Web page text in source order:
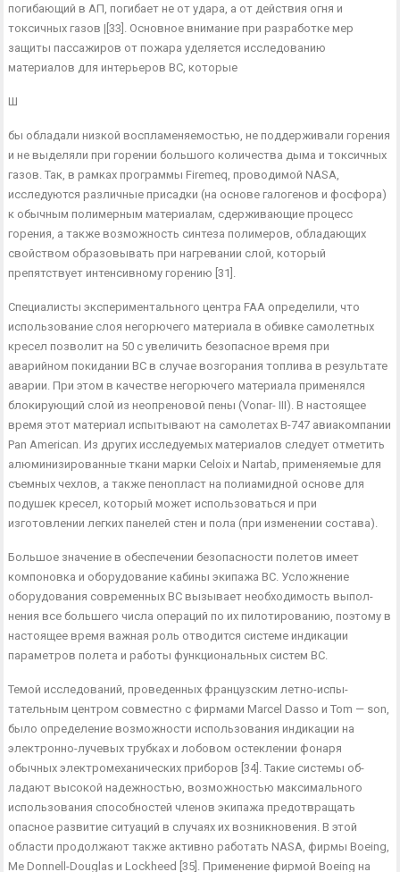
погибающий в АП, погибает не от удара, а от действия огня и
токсичных газов |[33]. Основное вни­мание при разработке мер
защиты пассажиров от пожара уде­ляется исследованию
материалов для интерьеров ВС, которые
Ш
бы обладали низкой воспламеняемостью, не поддерживали го­рения
и не выделяли при горении большого количества дыма и токсичных
газов. Так, в рамках программы Firemeq, проводимой NASA,
исследуются различные присадки (на основе галогенов и фосфора)
к обычным полимерным материалам, сдерживаю­щие процесс
горения, а также возможность синтеза полимеров, обладающих
свойством образовывать при нагревании слой, ко­торый
препятствует интенсивному горению [31].
Специалисты экспериментального центра FAA определили, что
использование слоя негорючего материала в обивке само­летных
кресел позволит на 50 с увеличить безопасное время при
аварийном покидании ВС в случае возгорания топлива в ре­зультате
аварии. При этом в качестве негорючего материала применялся
блокирующий слой из неопреновой пены (Vonar- III). В настоящее
время этот материал испытывают на самоле­тах В-747 авиакомпании
Pan American. Из других исследуемых материалов следует отметить
алюминизированные ткани марки Celoix и Nartab, применяемые для
съемных чехлов, а также пе­нопласт на полиамидной основе для
подушек кресел, который может использоваться и при
изготовлении легких панелей стен и пола (при изменении состава).
Большое значение в обеспечении безопасности полетов име­ет
компоновка и оборудование кабины экипажа ВС. Усложнение
оборудования современных ВС вызывает необходимость выпол­
нения все большего числа операций по их пилотированию, по­этому в
настоящее время важная роль отводится системе инди­кации
параметров полета и работы функциональных систем ВС.
Темой исследований, проведенных французским летно-испы­
тательным центром совместно с фирмами Marcel Dasso и Tom — son,
было определение возможности использования индикации на
электронно-лучевых трубках и лобовом остеклении фонаря
обычных электромеханических приборов [34]. Такие системы об­
ладают высокой надежностью, возможностью максимального
использования способностей членов экипажа предотвращать
опасное развитие ситуаций в случаях их возникновения. В этой
области продолжают также активно работать NASA, фирмы Boeing,
Me Donnell-Douglas и Lockheed [35]. Применение фирмой Boeing на